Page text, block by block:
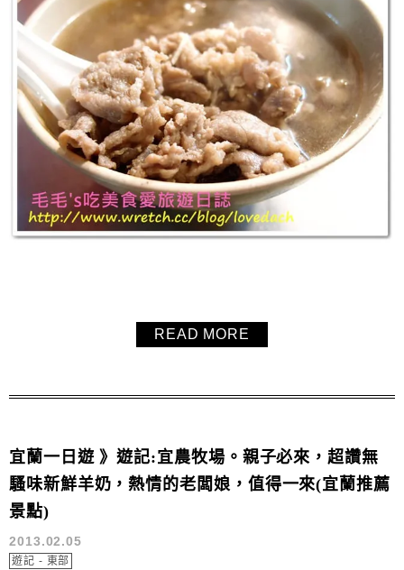
READ MORE
宜蘭一日遊 》遊記:宜農牧場。親子必來，超讚無
騷味新鮮羊奶，熱情的老闆娘，值得一來(宜蘭推薦
景點)
2013.02.05
遊記 - 東部